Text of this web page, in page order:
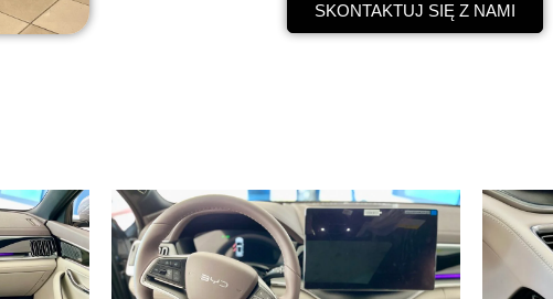
SKONTAKTUJ SIĘ Z NAMI